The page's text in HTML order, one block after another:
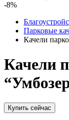
-8%
Парковые
Качели
Качели
Купить сейчас